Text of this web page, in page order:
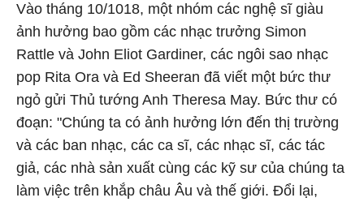
Vào tháng 10/1018, một nhóm các nghệ sĩ giàu
ảnh hưởng bao gồm các nhạc trưởng Simon
Rattle và John Eliot Gardiner, các ngôi sao nhạc
pop Rita Ora và Ed Sheeran đã viết một bức thư
ngỏ gửi Thủ tướng Anh Theresa May. Bức thư có
đoạn: "Chúng ta có ảnh hưởng lớn đến thị trường
và các ban nhạc, các ca sĩ, các nhạc sĩ, các tác
giả, các nhà sản xuất cùng các kỹ sư của chúng ta
làm việc trên khắp châu Âu và thế giới. Đổi lại,